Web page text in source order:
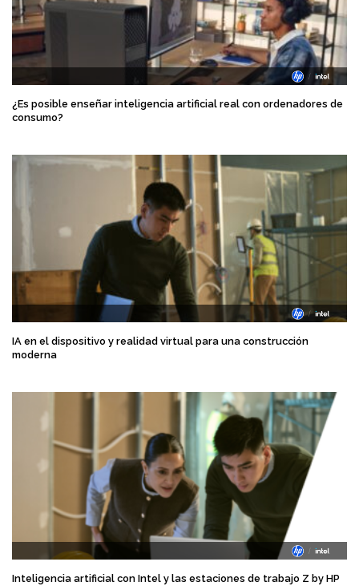
¿Es posible enseñar inteligencia artificial real con ordenadores de
consumo?
IA en el dispositivo y realidad virtual para una construcción
moderna
Inteligencia artificial con Intel y las estaciones de trabajo Z by HP